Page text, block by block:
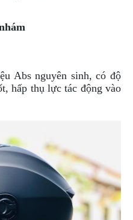
Abs nguyên sinh, có độ
hấp thụ lực tác động vào